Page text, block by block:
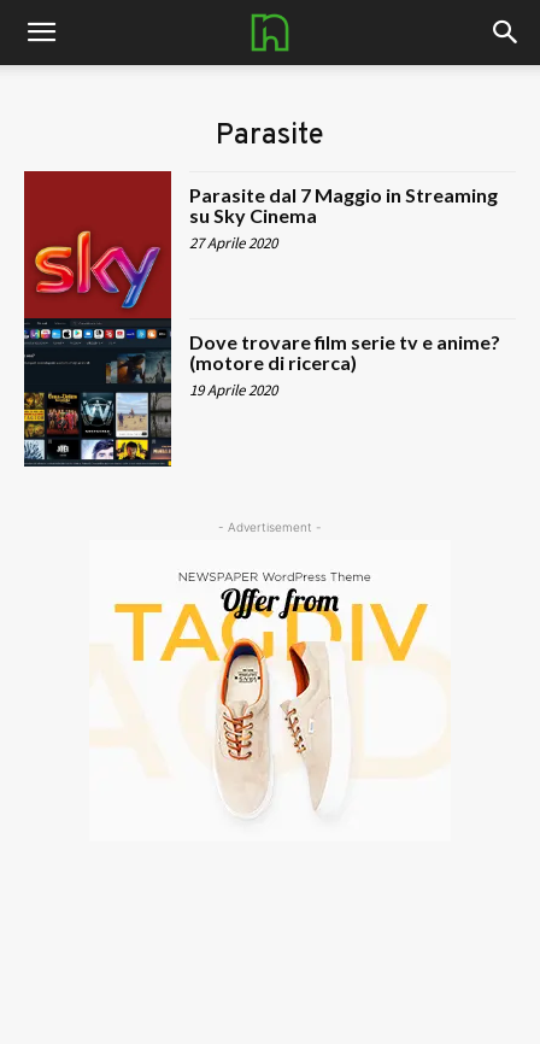
nerdhub.it
Parasite
Parasite dal 7 Maggio in Streaming
su Sky Cinema
27 Aprile 2020
Dove trovare film serie tv e anime?
(motore di ricerca)
19 Aprile 2020
- Advertisement -